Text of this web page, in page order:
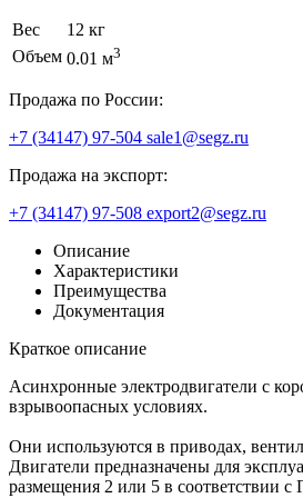
Вес
12 кг
Объем 0.01 м3
Продажа по России:
+7 (34147) 97-504 sale1@segz.ru
Продажа на экспорт:
+7 (34147) 97-508 export2@segz.ru
Описание
Характеристики
Преимущества
Документация
Краткое описание
Асинхронные электродвигатели с
взрывоопасных условиях.
Они используются в приводах,
Двигатели предназначены для
размещения 2 или 5 в соответствии